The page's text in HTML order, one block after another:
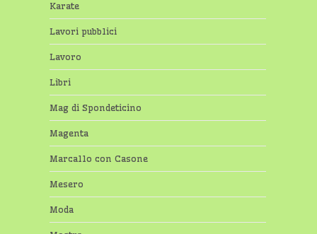
Karate
Lavori pubblici
Lavoro
Libri
Mag di Spondeticino
Magenta
Marcallo con Casone
Mesero
Moda